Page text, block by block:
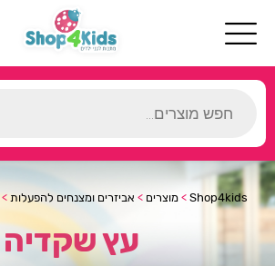
search
Shop4kids
> מוצרים > אביזרים ומצנחים להפעלות >
עץ שקדיה